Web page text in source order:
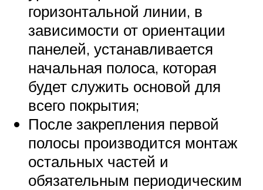
горизонтальной линии, в
зависимости от ориентации
панелей, устанавливается
начальная полоса, которая
будет служить основой для
всего покрытия;
После закрепления первой
полосы производится монтаж
остальных частей и
обязательным периодическим